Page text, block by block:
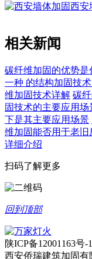
西安
相关新闻
碳纤维加固的优势是
一种 的结构加固技
维加固技术详解 碳
固技术的主要应用场
下是其主要应用场景
维加固能否用于老旧
详细介绍
扫码了解更多
回到顶部
陕ICP备12001163号-1
西安侨瑞建筑加固有